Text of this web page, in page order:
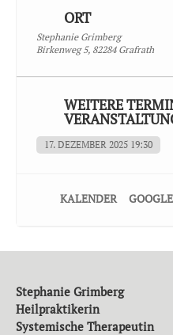
Termin: jeweils Mittwoch, 29.
Seminar-Kosten: 550 Euro
Leitung: Stephanie Grimberg
ZUR ANMELDUNG
ORT
Stephanie Grimberg
Birkenweg 5, 82284 Grafrath
WEITERE
17. DEZEMBER 2025 19:30
KALENDER
Stephanie Grimberg
Heilpraktikerin
Systemische Therapeutin